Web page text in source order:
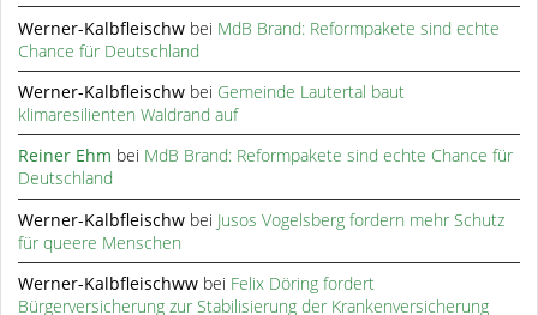
Werner-Kalbfleischw bei MdB Brand: Reformpakete sind echte
Chance für Deutschland
Werner-Kalbfleischw bei Gemeinde Lautertal baut
klimaresilienten Waldrand auf
Reiner Ehm bei MdB Brand: Reformpakete sind echte Chance für
Deutschland
Werner-Kalbfleischw bei Jusos Vogelsberg fordern mehr Schutz
für queere Menschen
Werner-Kalbfleischww bei Felix Döring fordert
Bürgerversicherung zur Stabilisierung der Krankenversicherung